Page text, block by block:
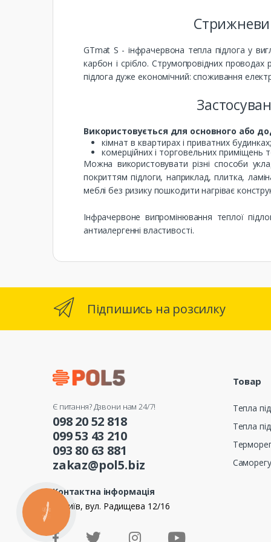
GTmat S - інфрачервона тепла підлога у
карбон і срібло. Струмопровідних
підлога дуже економічний: споживання
Використовується для основного або
кімнат в квартирах і приватних будинках;
комерційних і торговельних приміщень
Можна використовувати різні способи
покриттям підлоги, наприклад, плитка,
меблі без ризику пошкодити нагріває
Інфрачервоне випромінювання теплої
антиалергенні властивості.
Підпишись на розсилку
Є питання? Дзвони нам 24/7!
098 20 52 818
099 53 43 210
093 80 63 881
zakaz@pol5.biz
Контактна інформація
м. Київ, вул. Радищева 12/16
Товар
Тепла
Тепла
КНОПКА
ЗВ'ЯЗКУ